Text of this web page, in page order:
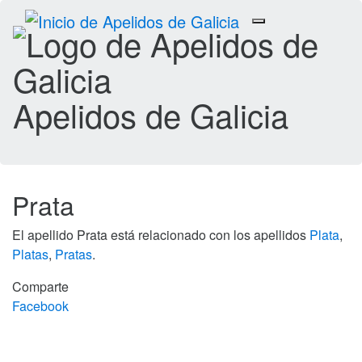
Toggle
navigation
Apelidos de Galicia
Prata
El apellido Prata está relacionado con los apellidos Plata,
Platas, Pratas.
Comparte
Facebook